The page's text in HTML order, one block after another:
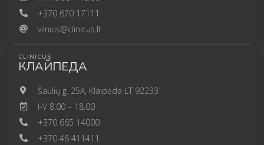
+370 670 17111
vilnius@clinicus.lt
CLINICUS
КЛАЙПЕДА
Šaulių g. 25A, Klaipėda LT 92233
I-V 8.00 – 18.00
+370 665 14000
+370 46 411411